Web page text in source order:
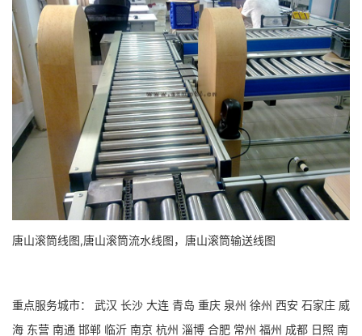
唐山滚筒线图,唐山滚筒流水线图，唐山滚筒输送线图
重点服务城市： 武汉 长沙 大连 青岛 重庆 泉州 徐州 西安 石家庄 威
海 东营 南通 邯郸 临沂 南京 杭州 淄博 合肥 常州 福州 成都 日照 南